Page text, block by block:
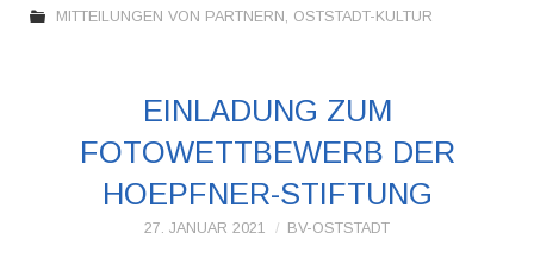
MITTEILUNGEN VON PARTNERN , OSTSTADT-KULTUR
EINLADUNG ZUM
FOTOWETTBEWERB DER
HOEPFNER-STIFTUNG
27. JANUAR 2021 BV-OSTSTADT